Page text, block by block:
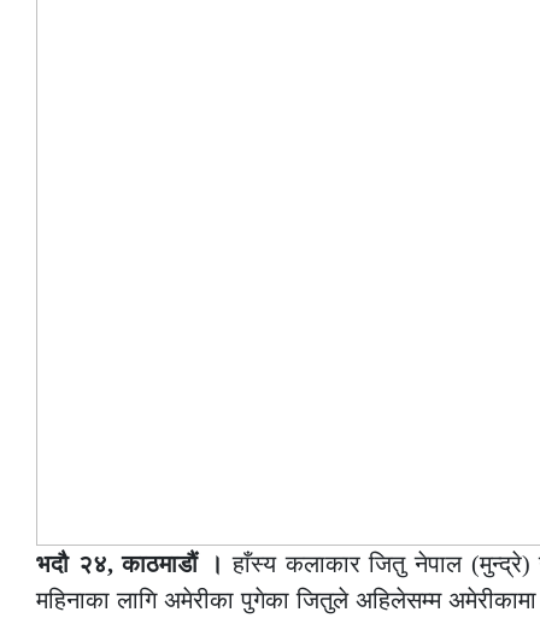
भदौ २४, काठमाडौं ।हाँस्य कलाकार जितु नेपाल
महिनाका लागि अमेरीका पुगेका जितुले अहिलेसम्म